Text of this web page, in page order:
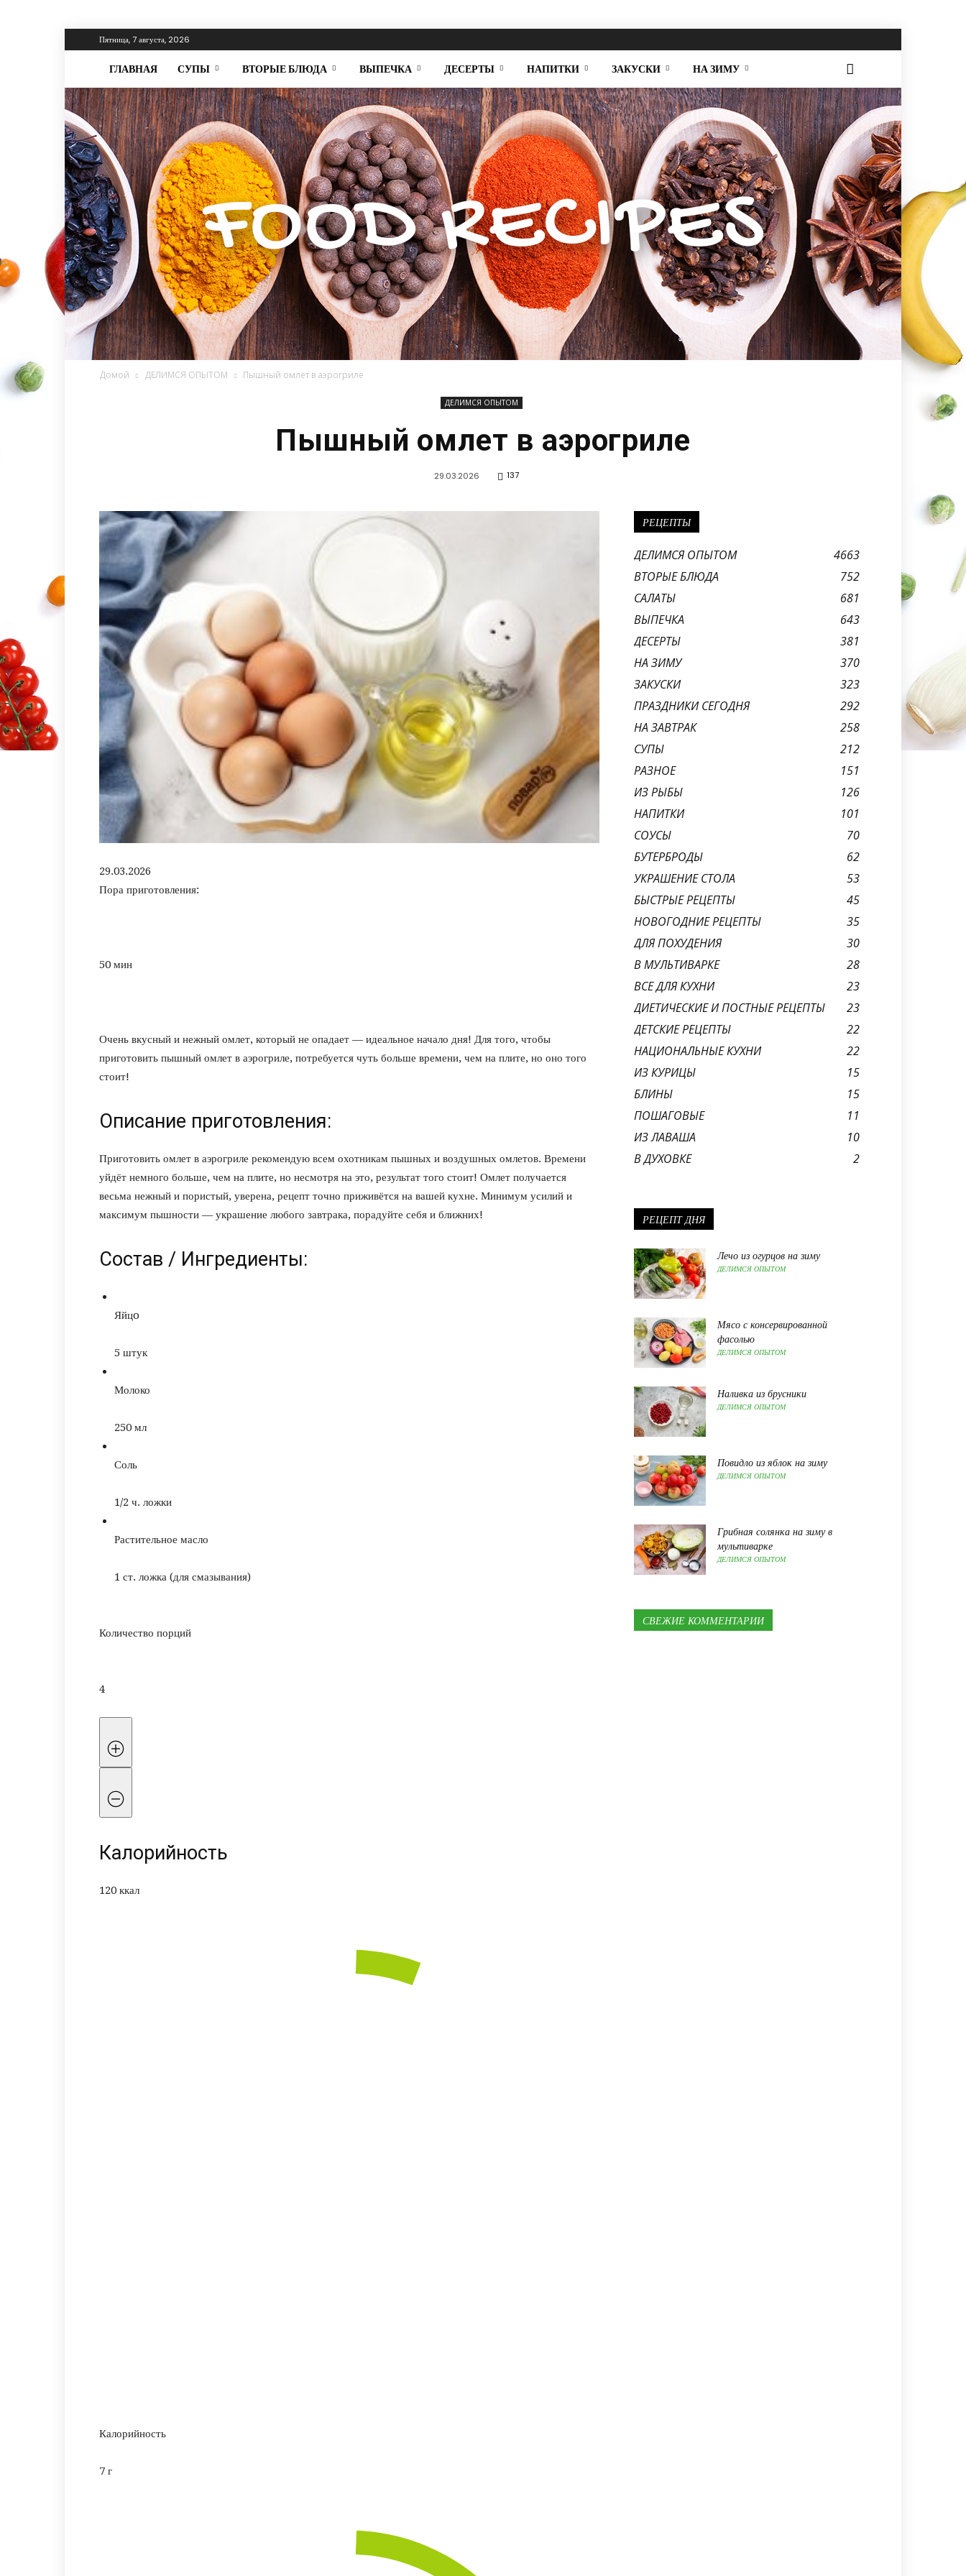
Пятница, 7 августа, 2026
ГЛАВНАЯ СУПЫ ВТОРЫЕ БЛЮДА ВЫПЕЧКА ДЕСЕРТЫ НАПИТКИ ЗАКУСКИ НА ЗИМУ
Домой ДЕЛИМСЯ ОПЫТОМ Пышный омлет в аэрогриле
ДЕЛИМСЯ ОПЫТОМ
Пышный омлет в аэрогриле
29.03.2026 137
29.03.2026
Пора приготовления:
50 мин
Очень вкусный и нежный омлет, который не опадает — идеальное начало дня! Для того, чтобы
приготовить пышный омлет в аэрогриле, потребуется чуть больше времени, чем на плите, но оно того
стоит!
Описание приготовления:
Приготовить омлет в аэрогриле рекомендую всем охотникам пышных и воздушных омлетов. Времени
уйдёт немного больше, чем на плите, но несмотря на это, результат того стоит! Омлет получается
весьма нежный и пористый, уверена, рецепт точно приживётся на вашей кухне. Минимум усилий и
максимум пышности — украшение любого завтрака, порадуйте себя и ближних!
Состав / Ингредиенты:
Яйцo
5 штук
Молоко
250 мл
Соль
1/2 ч. ложки
Растительное масло
1 ст. ложка (для смазывания)
Количество порций
4
Калорийность
120 ккал
Калорийность
7 г
РЕЦЕПТЫ
ДЕЛИМСЯ ОПЫТОМ
4663
ВТОРЫЕ БЛЮДА
752
САЛАТЫ
681
ВЫПЕЧКА
643
ДЕСЕРТЫ
381
НА ЗИМУ
370
ЗАКУСКИ
323
ПРАЗДНИКИ СЕГОДНЯ
292
НА ЗАВТРАК
258
СУПЫ
212
РАЗНОЕ
151
ИЗ РЫБЫ
126
НАПИТКИ
101
СОУСЫ
70
БУТЕРБРОДЫ
62
УКРАШЕНИЕ СТОЛА
53
БЫСТРЫЕ РЕЦЕПТЫ
45
НОВОГОДНИЕ РЕЦЕПТЫ
35
ДЛЯ ПОХУДЕНИЯ
30
В МУЛЬТИВАРКЕ
28
ВСЕ ДЛЯ КУХНИ
23
ДИЕТИЧЕСКИЕ И ПОСТНЫЕ РЕЦЕПТЫ
23
ДЕТСКИЕ РЕЦЕПТЫ
22
НАЦИОНАЛЬНЫЕ КУХНИ
22
ИЗ КУРИЦЫ
15
БЛИНЫ
15
ПОШАГОВЫЕ
11
ИЗ ЛАВАША
10
В ДУХОВКЕ
2
РЕЦЕПТ ДНЯ
Лечо из огурцов на зиму
ДЕЛИМСЯ ОПЫТОМ
Мясо с консервированной
фасолью
ДЕЛИМСЯ ОПЫТОМ
Наливка из брусники
ДЕЛИМСЯ ОПЫТОМ
Повидло из яблок на зиму
ДЕЛИМСЯ ОПЫТОМ
Грибная солянка на зиму в
мультиварке
ДЕЛИМСЯ ОПЫТОМ
СВЕЖИЕ КОММЕНТАРИИ